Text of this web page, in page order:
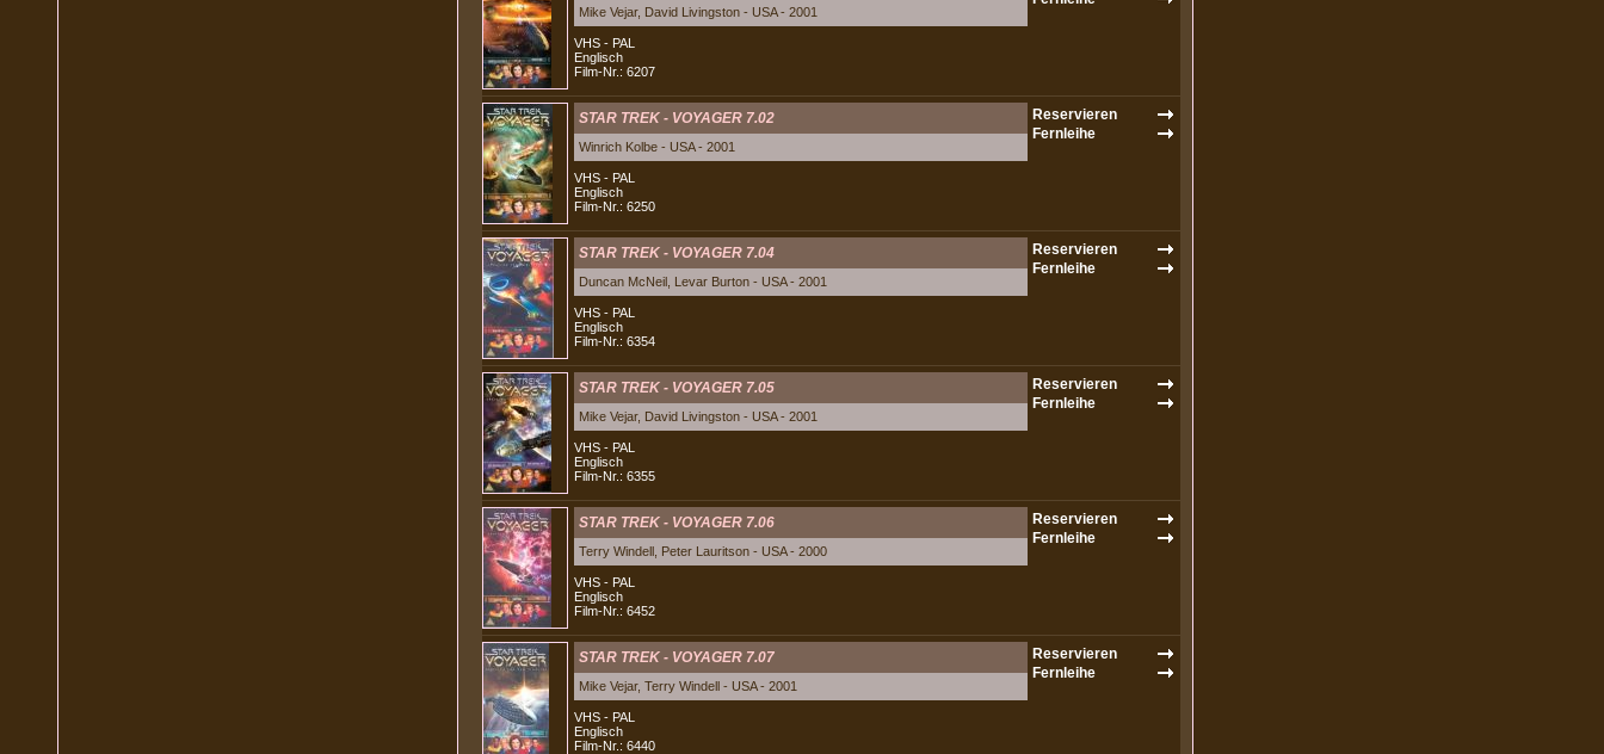
Mike Vejar, David Livingston - USA - 2001
VHS - PAL
Englisch
Film-Nr.: 6207
STAR TREK - VOYAGER 7.02
Winrich Kolbe - USA - 2001
VHS - PAL
Englisch
Film-Nr.: 6250
STAR TREK - VOYAGER 7.04
Duncan McNeil, Levar Burton - USA - 2001
VHS - PAL
Englisch
Film-Nr.: 6354
STAR TREK - VOYAGER 7.05
Mike Vejar, David Livingston - USA - 2001
VHS - PAL
Englisch
Film-Nr.: 6355
STAR TREK - VOYAGER 7.06
Terry Windell, Peter Lauritson - USA - 2000
VHS - PAL
Englisch
Film-Nr.: 6452
STAR TREK - VOYAGER 7.07
Mike Vejar, Terry Windell - USA - 2001
VHS - PAL
Englisch
Film-Nr.: 6440